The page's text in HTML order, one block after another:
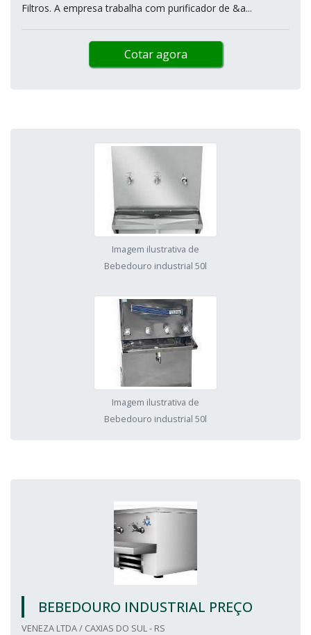
Filtros. A empresa trabalha com purificador de &a...
Cotar agora
Imagem ilustrativa de
Bebedouro industrial 50l
Imagem ilustrativa de
Bebedouro industrial 50l
BEBEDOURO INDUSTRIAL PREÇO
VENEZA LTDA / CAXIAS DO SUL - RS